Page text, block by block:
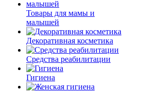
Товары для мамы и
малышей
Декоративная косметика
Средства реабилитации
Гигиена